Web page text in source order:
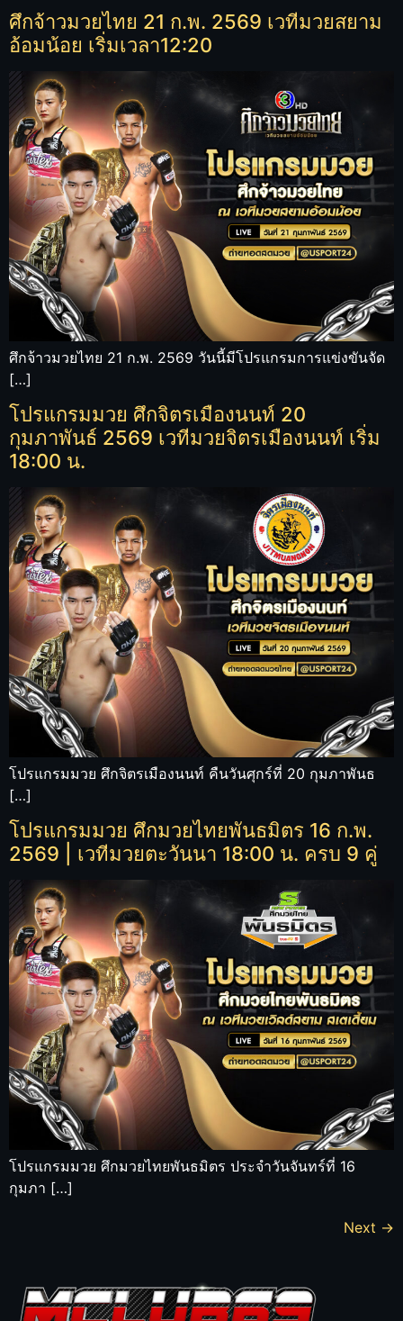
ศึกจ้าวมวยไทย 21 ก.พ. 2569 เวทีมวยสยาม
อ้อมน้อย เริ่มเวลา12:20
ศึกจ้าวมวยไทย 21 ก.พ. 2569 วันนี้มีโปรแกรมการแข่งขันจัด
[…]
โปรแกรมมวย ศึกจิตรเมืองนนท์ 20
กุมภาพันธ์ 2569 เวทีมวยจิตรเมืองนนท์ เริ่ม
18:00 น.
โปรแกรมมวย ศึกจิตรเมืองนนท์ คืนวันศุกร์ที่ 20 กุมภาพันธ
[…]
โปรแกรมมวย ศึกมวยไทยพันธมิตร 16 ก.พ.
2569 | เวทีมวยตะวันนา 18:00 น. ครบ 9 คู่
โปรแกรมมวย ศึกมวยไทยพันธมิตร ประจำวันจันทร์ที่ 16
กุมภา […]
Next →